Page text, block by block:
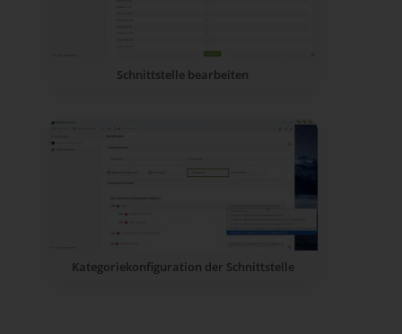
Schnittstelle bearbeiten
Kategoriekonfiguration der Schnittstelle